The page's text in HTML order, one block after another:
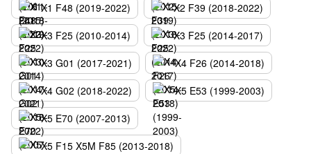
X1 F48 (2019-2022)
X2 F39 (2018-2022)
X3 F25 (2010-2014)
X3 F25 (2014-2017)
X3 G01 (2017-2021)
X4 F26 (2014-2018)
X4 G02 (2018-2022)
X5 E53 (1999-2003)
X5 E70 (2007-2013)
X5 F15 X5M F85 (2013-2018)